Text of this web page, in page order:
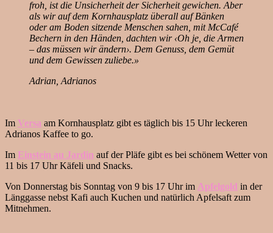
froh, ist die Unsicherheit der Sicherheit gewichen. Aber
als wir auf dem Kornhausplatz überall auf Bänken
oder am Boden sitzende Menschen sahen, mit McCafé
Bechern in den Händen, dachten wir ‹Oh je, die Armen
– das müssen wir ändern›. Dem Genuss, dem Gemüt
und dem Gewissen zuliebe.»
Adrian, Adrianos
Im Versa am Kornhausplatz gibt es täglich bis 15 Uhr leckeren
Adrianos Kaffee to go.
Im Einstein au Jardin auf der Pläfe gibt es bei schönem Wetter von
11 bis 17 Uhr Käfeli und Snacks.
Von Donnerstag bis Sonntag von 9 bis 17 Uhr im Apfelgold in der
Länggasse nebst Kafi auch Kuchen und natürlich Apfelsaft zum
Mitnehmen.